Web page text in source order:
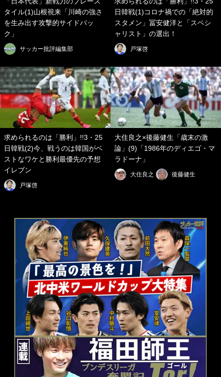
タイル(1)山根視来「川崎の強さ
を生み出す攻撃的サイドバッ
ク」
サッカー批評編集部
日韓戦(1)コロナ禍での「絶対的
スタメン」冨安健洋と「スペシ
ャリスト」の選出！
戸塚啓
求められるのは「勝利」!!3・25
日韓戦(2)今、戦うのは韓国がベ
ストなワケと勝利最優先の予想
イレブン
戸塚啓
大住良之×後藤健生「歳末の激
論」(9)「1986年のディエゴ・マ
ラドーナ」
大住良之 後藤健生